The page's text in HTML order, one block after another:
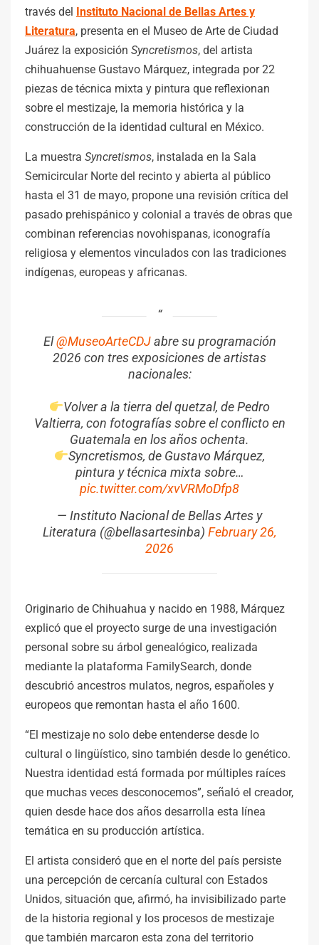
través del Instituto Nacional de Bellas Artes y
Literatura, presenta en el Museo de Arte de Ciudad
Juárez la exposición Syncretismos, del artista
chihuahuense Gustavo Márquez, integrada por 22
piezas de técnica mixta y pintura que reflexionan
sobre el mestizaje, la memoria histórica y la
construcción de la identidad cultural en México.
La muestra Syncretismos, instalada en la Sala
Semicircular Norte del recinto y abierta al público
hasta el 31 de mayo, propone una revisión crítica del
pasado prehispánico y colonial a través de obras que
combinan referencias novohispanas, iconografía
religiosa y elementos vinculados con las tradiciones
indígenas, europeas y africanas.
El@MuseoArteCDJabre su programación
2026 con tres exposiciones de artistas
nacionales:
Volver a la tierra del quetzal, de Pedro
Valtierra, con fotografías sobre el conflicto en
Guatemala en los años ochenta.
Syncretismos, de Gustavo Márquez,
pintura y técnica mixta sobre…
pic.twitter.com/xvVRMoDfp8
— Instituto Nacional de Bellas Artes y
Literatura (@bellasartesinba) February 26,
2026
Originario de Chihuahua y nacido en 1988, Márquez
explicó que el proyecto surge de una investigación
personal sobre su árbol genealógico, realizada
mediante la plataforma FamilySearch, donde
descubrió ancestros mulatos, negros, españoles y
europeos que remontan hasta el año 1600.
“El mestizaje no solo debe entenderse desde lo
cultural o lingüístico, sino también desde lo genético.
Nuestra identidad está formada por múltiples raíces
que muchas veces desconocemos”, señaló el creador,
quien desde hace dos años desarrolla esta línea
temática en su producción artística.
El artista consideró que en el norte del país persiste
una percepción de cercanía cultural con Estados
Unidos, situación que, afirmó, ha invisibilizado parte
de la historia regional y los procesos de mestizaje
que también marcaron esta zona del territorio